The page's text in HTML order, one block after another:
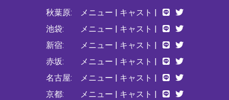
秋葉原:
池袋:
新宿:
赤坂:
名古屋:
京都:
メニュー | キャスト |
メニュー | キャスト |
メニュー | キャスト |
メニュー | キャスト |
メニュー | キャスト |
メニュー | キャスト |